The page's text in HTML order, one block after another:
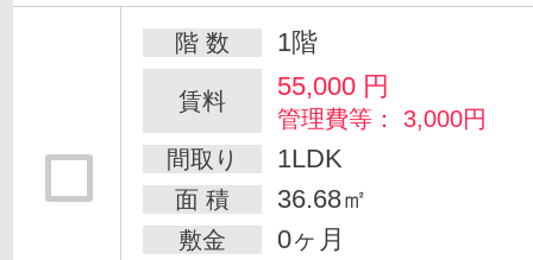
階 数 1階
賃料 55,000 円
管理費等： 3,000円
間取り
1LDK
面 積 36.68㎡
敷金 0ヶ月